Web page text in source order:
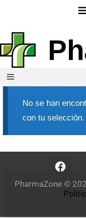
No se han
con tu selección.
PharmaZone ©